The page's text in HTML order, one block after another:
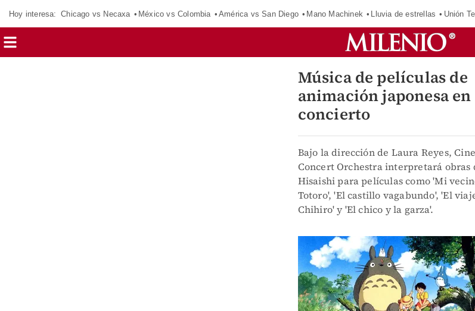
Hoy interesa: Chicago vs Necaxa México vs Colombia América vs San Diego Mano Machinek Lluvia de estrellas Unión
Música de películas de
animación japonesa en
concierto
Bajo la dirección de Laura Reyes,
Concert Orchestra interpretará obras
Hisaishi para películas como 'Mi
Totoro', 'El castillo vagabundo', 'El
Chihiro' y 'El chico y la garza'.